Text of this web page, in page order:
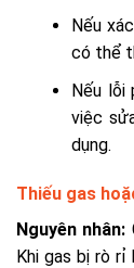
Nếu
có thể
Nếu lỗi
việc
dụng.
Thiếu gas
Nguyên nhân:
Khi gas bị rò rỉ